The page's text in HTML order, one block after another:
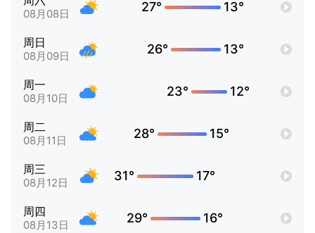
08月08日 27° 13°
周日
08月09日 26° 13°
周一
08月10日 23° 12°
周二
08月11日 28° 15°
周三
08月12日 31° 17°
周四
08月13日 29° 16°